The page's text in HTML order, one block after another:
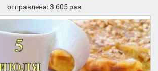
отправлена: 3 605 раз